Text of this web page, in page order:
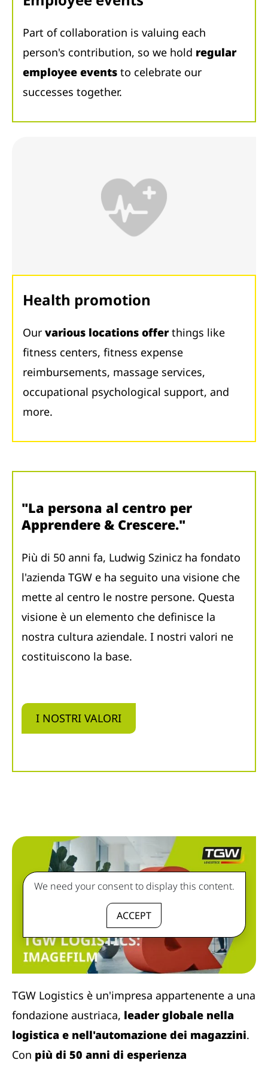
Part of collaboration is valuing each
person's contribution, so we hold regular
employee events to celebrate our
successes together.
Health promotion
Our various locations offerthings like
fitness centers, fitness expense
reimbursements, massage services,
occupational psychological support, and
more.
"La persona al centro per
Apprendere & Crescere."
Più di 50 anni fa, Ludwig Szinicz ha fondato
l'azienda TGW e ha seguito una visione che
mette al centro le nostre persone. Questa
visione è un elemento che definisce la
nostra cultura aziendale. I nostri valori ne
costituiscono la base.
I NOSTRI VALORI
We need your consent to display this content.
ACCEPT
TGW Logistics è un'impresa appartenente a una
fondazione austriaca, leader globale nella
logistica e nell'automazione dei magazzini.
Con più di 50 anni di esperienza